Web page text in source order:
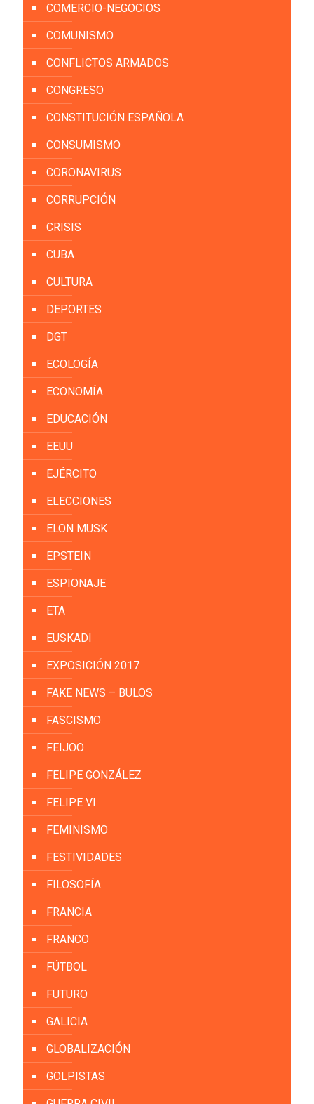
COMERCIO-NEGOCIOS
COMUNISMO
CONFLICTOS ARMADOS
CONGRESO
CONSTITUCIÓN ESPAÑOLA
CONSUMISMO
CORONAVIRUS
CORRUPCIÓN
CRISIS
CUBA
CULTURA
DEPORTES
DGT
ECOLOGÍA
ECONOMÍA
EDUCACIÓN
EEUU
EJÉRCITO
ELECCIONES
ELON MUSK
EPSTEIN
ESPIONAJE
ETA
EUSKADI
EXPOSICIÓN 2017
FAKE NEWS – BULOS
FASCISMO
FEIJOO
FELIPE GONZÁLEZ
FELIPE VI
FEMINISMO
FESTIVIDADES
FILOSOFÍA
FRANCIA
FRANCO
FÚTBOL
FUTURO
GALICIA
GLOBALIZACIÓN
GOLPISTAS